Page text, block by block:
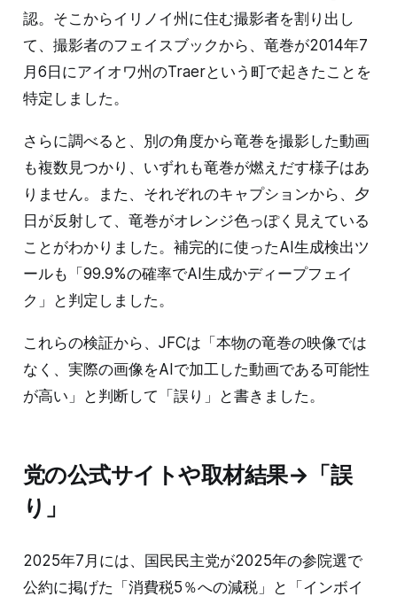
認。そこからイリノイ州に住む撮影者を割り出し
て、撮影者のフェイスブックから、竜巻が2014年7
月6日にアイオワ州のTraerという町で起きたことを
特定しました。
さらに調べると、別の角度から竜巻を撮影した動画
も複数見つかり、いずれも竜巻が燃えだす様子はあ
りません。また、それぞれのキャプションから、夕
日が反射して、竜巻がオレンジ色っぽく見えている
ことがわかりました。補完的に使ったAI生成検出ツ
ールも「99.9%の確率でAI生成かディープフェイ
ク」と判定しました。
これらの検証から、JFCは「本物の竜巻の映像では
なく、実際の画像をAIで加工した動画である可能性
が高い」と判断して「誤り」と書きました。
党の公式サイトや取材結果→「誤
り」
2025年7月には、国民民主党が2025年の参院選で
公約に掲げた「消費税5％への減税」と「インボイ